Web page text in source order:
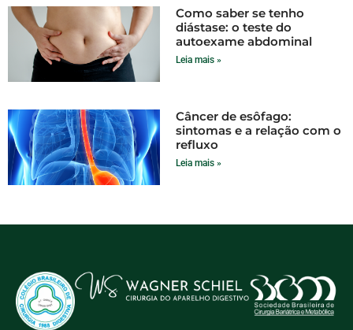
Como saber se tenho
diástase: o teste do
autoexame abdominal
Leia mais »
Câncer de esôfago:
sintomas e a relação com o
refluxo
Leia mais »